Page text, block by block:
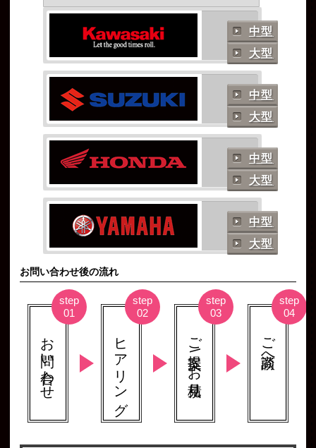
中型
大型
中型
大型
中型
大型
中型
大型
お問い合わせ後の流れ
お問い合わせ ヒアリング ご提案 \ お見積り ご商談へ